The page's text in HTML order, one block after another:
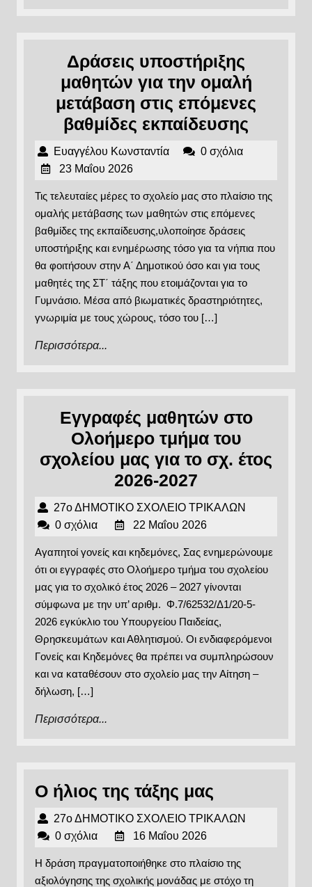
Δράσεις υποστήριξης
μαθητών για την ομαλή
μετάβαση στις επόμενες
βαθμίδες εκπαίδευσης
την
στις
Ευαγγέλου ΚωνσταντίαΕυαγγέλου0 σχόλια
23 Μαΐου 202623
2026
Τις τελευταίες μέρες το σχολείο μας στο πλαίσιο της
ομαλής μετάβασης των μαθητών στις επόμενες
βαθμίδες της εκπαίδευσης,υλοποίησε δράσεις
υποστήριξης και ενημέρωσης τόσο για τα νήπια που
θα φοιτήσουν στην Α΄ Δημοτικού όσο και για τους
μαθητές της ΣΤ΄ τάξης που ετοιμάζονται για το
Γυμνάσιο. Μέσα από βιωματικές δραστηριότητες,
γνωριμία με τους χώρους, τόσο του […]
Περισσότερα...
Εγγραφές μαθητών στο
Ολοήμερο τμήμα του
σχολείου μας για το σχ. έτος
2026-2027
μαθητών
στο
τμήμα
του
σχολείου
μας
για
το
27ο ΔΗΜΟΤΙΚΟ ΣΧΟΛΕΙΟ ΤΡΙΚΑΛΩΝ
ΤΡΙΚΑΛΩΝ
0 σχόλια 22 Μαΐου 202622
2026
Αγαπητοί γονείς και κηδεμόνες, Σας ενημερώνουμε
ότι οι εγγραφές στο Ολοήμερο τμήμα του σχολείου
μας για το σχολικό έτος 2026 – 2027 γίνονται
σύμφωνα με την υπ’ αριθμ. Φ.7/62532/Δ1/20-5-
2026 εγκύκλιο του Υπουργείου Παιδείας,
Θρησκευμάτων και Αθλητισμού. Οι ενδιαφερόμενοι
Γονείς και Κηδεμόνες θα πρέπει να συμπληρώσουν
και να καταθέσουν στο σχολείο μας την Αίτηση –
δήλωση, […]
Περισσότερα...
Ο ήλιος της τάξης μας
ήλιος
μας
27ο ΔΗΜΟΤΙΚΟ ΣΧΟΛΕΙΟ ΤΡΙΚΑΛΩΝ
0 σχόλια 16 Μαΐου 202616
2026
Η δράση πραγματοποιήθηκε στο πλαίσιο της
αξιολόγησης της σχολικής μονάδας με στόχο τη